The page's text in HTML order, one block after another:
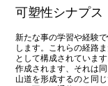
可塑性シナプス
新たな事の学習や経験
します。これらの経路
として構成されていま
作成されます、それは
山道を形成するのと同